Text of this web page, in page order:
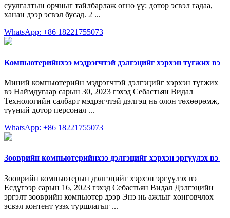
суулгалтын орчныг тайлбарлаж өгнө үү: дотор эсвэл гадаа,
ханан дээр эсвэл бусад. 2 ...
WhatsApp: +86 18221755073
Компьютерийнхээ мэдрэгчтэй дэлгэцийг хэрхэн түгжих вэ ️
Миний компьютерийн мэдрэгчтэй дэлгэцийг хэрхэн түгжих
вэ Наймдугаар сарын 30, 2023 гэхэд Себастьян Видал
Технологийн салбарт мэдрэгчтэй дэлгэц нь олон төхөөрөмж,
түүний дотор персонал ...
WhatsApp: +86 18221755073
Зөөврийн компьютерийнхээ дэлгэцийг хэрхэн эргүүлэх вэ ️
Зөөврийн компьютерын дэлгэцийг хэрхэн эргүүлэх вэ
Есдүгээр сарын 16, 2023 гэхэд Себастьян Видал Дэлгэцийн
эргэлт зөөврийн компьютер дээр Энэ нь ажлыг хөнгөвчлөх
эсвэл контент үзэх туршлагыг ...